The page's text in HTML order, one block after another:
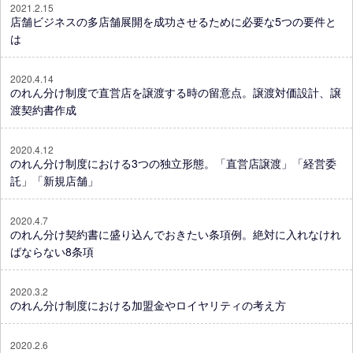
2021.2.15
店舗ビジネスの多店舗展開を成功させるために必要な5つの要件と
は
2020.4.14
のれん分け制度で直営店を譲渡する時の留意点。譲渡対価設計、譲
渡契約書作成
2020.4.12
のれん分け制度における3つの独立形態。「直営店譲渡」「経営委
託」「新規店舗」
2020.4.7
のれん分け契約書に盛り込んでおきたい条項例。絶対に入れなけれ
ばならない8条項
2020.3.2
のれん分け制度における加盟金やロイヤリティの考え方
2020.2.6